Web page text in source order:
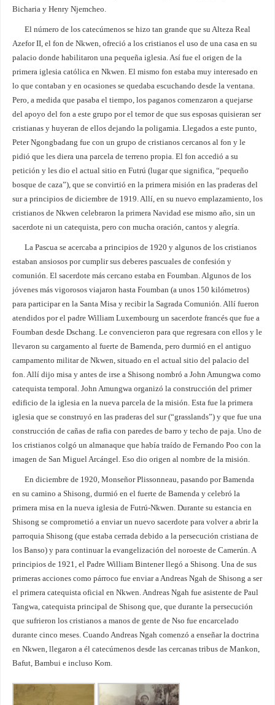
Bicharia y Henry Njemcheo.
El número de los catecúmenos se hizo tan grande que su Alteza Real
Azefor II, el fon de Nkwen, ofreció a los cristianos el uso de una casa en su
palacio donde habilitaron una pequeña iglesia. Así fue el origen de la
primera iglesia católica en Nkwen. El mismo fon estaba muy interesado en
lo que contaban y en ocasiones se quedaba escuchando desde la ventana.
Pero, a medida que pasaba el tiempo, los paganos comenzaron a quejarse
del apoyo del fon a este grupo por el temor de que sus esposas quisieran ser
cristianas y huyeran de ellos dejando la poligamia. Llegados a este punto,
Peter Ngongbadang fue con un grupo de cristianos cercanos al fon y le
pidió que les diera una parcela de terreno propia. El fon accedió a su
petición y les dio el actual sitio en Futrú (lugar que significa, “pequeño
bosque de caza”), que se convirtió en la primera misión en las praderas del
sur a principios de diciembre de 1919. Allí, en su nuevo emplazamiento, los
cristianos de Nkwen celebraron la primera Navidad ese mismo año, sin un
sacerdote ni un catequista, pero con mucha oración, cantos y alegría.
La Pascua se acercaba a principios de 1920 y algunos de los cristianos
estaban ansiosos por cumplir sus deberes pascuales de confesión y
comunión. El sacerdote más cercano estaba en Foumban. Algunos de los
jóvenes más vigorosos viajaron hasta Foumban (a unos 150 kilómetros)
para participar en la Santa Misa y recibir la Sagrada Comunión. Allí fueron
atendidos por el padre William Luxembourg un sacerdote francés que fue a
Foumban desde Dschang. Le convencieron para que regresara con ellos y le
llevaron su cargamento al fuerte de Bamenda, pero durmió en el antiguo
campamento militar de Nkwen, situado en el actual sitio del palacio del
fon. Allí dijo misa y antes de irse a Shisong nombró a John Amungwa como
catequista temporal. John Amungwa organizó la construcción del primer
edificio de la iglesia en la nueva parcela de la misión. Esta fue la primera
iglesia que se construyó en las praderas del sur (“grasslands”) y que fue una
construcción de cañas de rafia con paredes de barro y techo de paja. Uno de
los cristianos colgó un almanaque que había traído de Fernando Poo con la
imagen de San Miguel Arcángel. Eso dio origen al nombre de la misión.
En diciembre de 1920, Monseñor Plissonneau, pasando por Bamenda
en su camino a Shisong, durmió en el fuerte de Bamenda y celebró la
primera misa en la nueva iglesia de Futrú-Nkwen. Durante su estancia en
Shisong se comprometió a enviar un nuevo sacerdote para volver a abrir la
parroquia Shisong (que estaba cerrada debido a la persecución cristiana de
los Banso) y para continuar la evangelización del noroeste de Camerún. A
principios de 1921, el Padre William Bintener llegó a Shisong. Una de sus
primeras acciones como párroco fue enviar a Andreas Ngah de Shisong a ser
el primera catequista oficial en Nkwen. Andreas Ngah fue asistente de Paul
Tangwa, catequista principal de Shisong que, que durante la persecución
que sufrieron los cristianos a manos de gente de Nso fue encarcelado
durante cinco meses. Cuando Andreas Ngah comenzó a enseñar la doctrina
en Nkwen, llegaron a él catecúmenos desde las cercanas tribus de Mankon,
Bafut, Bambui e incluso Kom.